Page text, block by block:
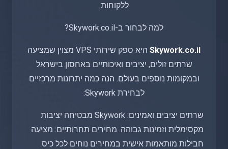
ללקוחות.
למה לבחור ב-Skywork.co.il?
Skywork.co.il
היא ספק שירותי VPS מצוין שמציעה
שרתים זולים, יציבים ואיכותיים באחסון בישראל
ובמקומות נוספים בעולם. הנה כמה יתרונות מרכזיים
לבחירת Skywork:
שרתים יציבים ואמינים: Skywork מבטיחה יציבות
מקסימלית וזמינות גבוהה. מחירים תחרותיים: מציעה
חבילות מותאמות אישית במחירים נוחים לכל כיס.